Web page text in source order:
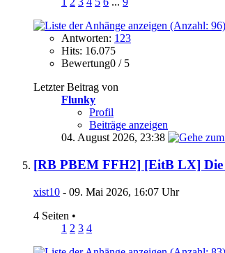
Antworten: 123
Hits: 16.075
Bewertung0 / 5
Letzter Beitrag von
Flunky
Profil
Beiträge anzeigen
04. August 2026, 23:38
[RB PBEM FFH2] [EitB LX]
xist10 - 09. Mai 2026, 16:07 Uhr
4 Seiten •
1 2 3 4